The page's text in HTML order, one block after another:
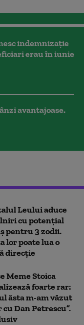
indemnizaţie
erau în iunie
avantajoase.
Leului aduce
cu potențial
pentru 3 zodii.
lor poate lua o
direcție
Meme Stoica
foarte rar:
ăsta m-am văzut
cu Dan Petrescu”.